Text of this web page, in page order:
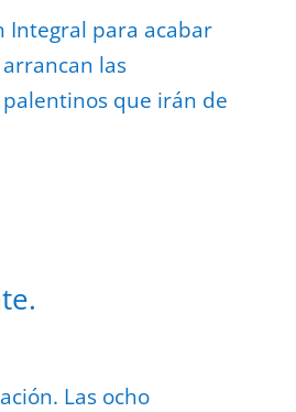
Integral para acabar
las
que irán de
Las ocho